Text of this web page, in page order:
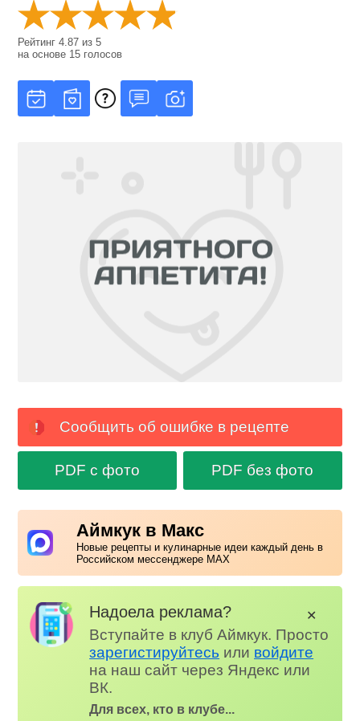
Рейтинг4.87 из5
на основе 15 голосов
Сообщить об ошибке в рецепте
PDF с фото PDF без фото
Аймкук в Макс
Новые рецепты и кулинарные идеи каждый день в
Российском мессенджере MAX
Надоела реклама?
Вступайте в клуб Аймкук. Просто
зарегистируйтесь или войдите
на наш сайт через Яндекс или
ВК.
Для всех, кто в клубе...
✕